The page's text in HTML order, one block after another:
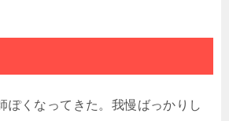
ぽくなってきた。我慢ばっかりし